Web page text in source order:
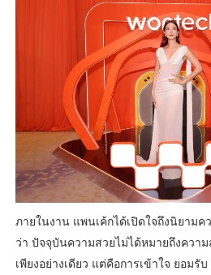
ภายในงาน แพนเค้กได้เปิดใจถึงนิยามค
ว่า ปัจจุบันความสวยไม่ได้หมายถึงคว
เพียงอย่างเดียว แต่คือการเข้าใจ ยอมรั